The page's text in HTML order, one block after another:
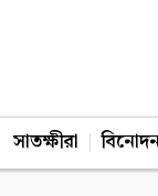
সাতক্ষীরা